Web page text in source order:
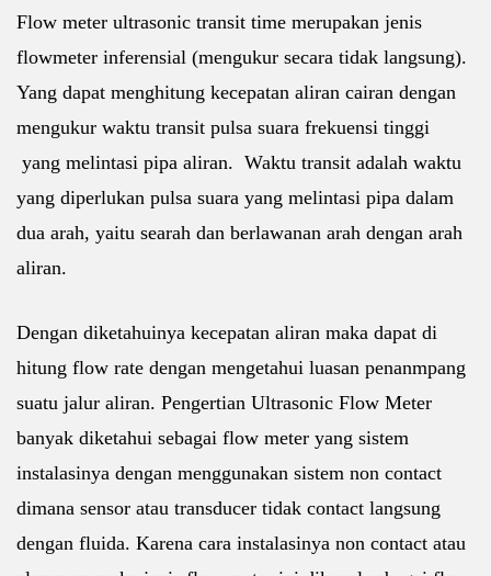
Flow meter ultrasonic transit time merupakan jenis
flowmeter inferensial (mengukur secara tidak langsung).
Yang dapat menghitung kecepatan aliran cairan dengan
mengukur waktu transit pulsa suara frekuensi tinggi
yang melintasi pipa aliran. Waktu transit adalah waktu
yang diperlukan pulsa suara yang melintasi pipa dalam
dua arah, yaitu searah dan berlawanan arah dengan arah
aliran.
Dengan diketahuinya kecepatan aliran maka dapat di
hitung flow rate dengan mengetahui luasan penanmpang
suatu jalur aliran. Pengertian Ultrasonic Flow Meter
banyak diketahui sebagai flow meter yang sistem
instalasinya dengan menggunakan sistem non contact
dimana sensor atau transducer tidak contact langsung
dengan fluida. Karena cara instalasinya non contact atau